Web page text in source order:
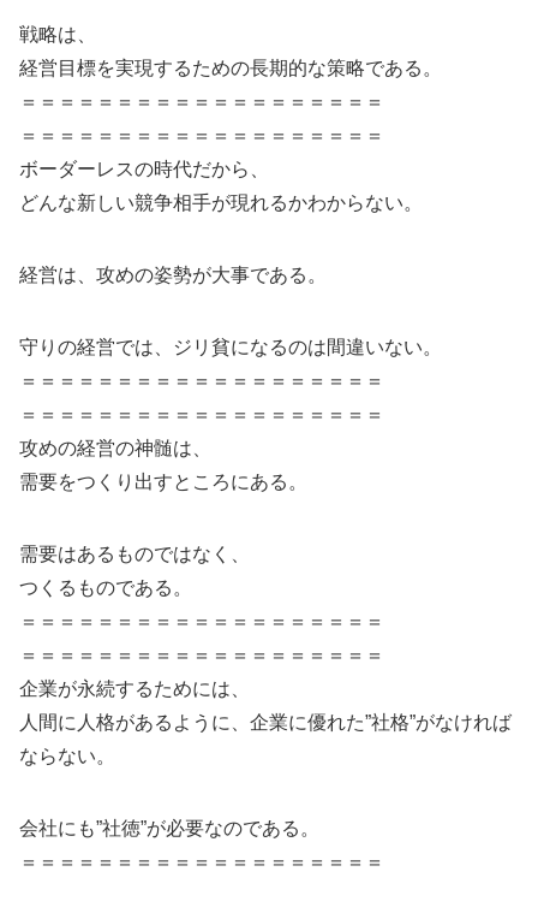
戦略は、
経営目標を実現するための長期的な策略である。
＝＝＝＝＝＝＝＝＝＝＝＝＝＝＝＝＝＝＝
＝＝＝＝＝＝＝＝＝＝＝＝＝＝＝＝＝＝＝
ボーダーレスの時代だから、
どんな新しい競争相手が現れるかわからない。
経営は、攻めの姿勢が大事である。
守りの経営では、ジリ貧になるのは間違いない。
＝＝＝＝＝＝＝＝＝＝＝＝＝＝＝＝＝＝＝
＝＝＝＝＝＝＝＝＝＝＝＝＝＝＝＝＝＝＝
攻めの経営の神髄は、
需要をつくり出すところにある。
需要はあるものではなく、
つくるものである。
＝＝＝＝＝＝＝＝＝＝＝＝＝＝＝＝＝＝＝
＝＝＝＝＝＝＝＝＝＝＝＝＝＝＝＝＝＝＝
企業が永続するためには、
人間に人格があるように、企業に優れた”社格”がなければ
ならない。
会社にも”社徳”が必要なのである。
＝＝＝＝＝＝＝＝＝＝＝＝＝＝＝＝＝＝＝